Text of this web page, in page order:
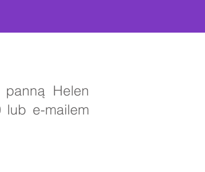
Helen
lub e-mailem